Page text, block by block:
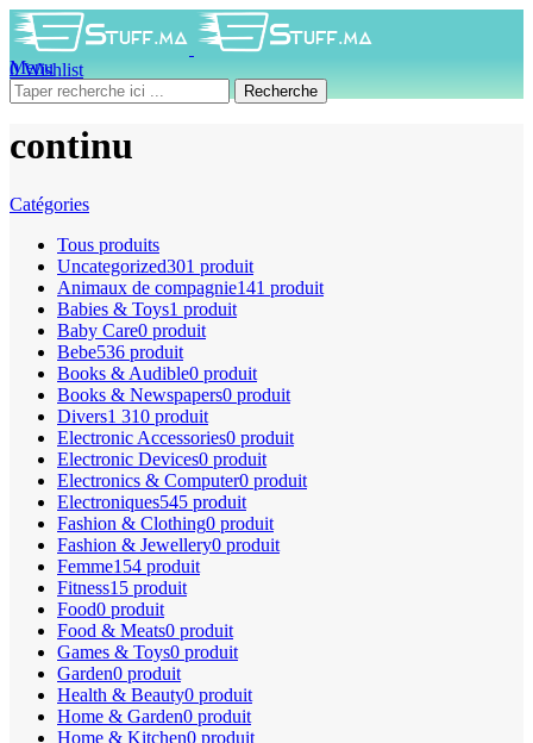
0Wishlist
0produit 0DH
Menu
Recherche
continu
Catégories
Tous produits
Uncategorized301 produit
Animaux de compagnie141 produit
Babies & Toys1 produit
Baby Care0 produit
Bebe536 produit
Books & Audible0 produit
Books & Newspapers0 produit
Divers1 310 produit
Electronic Accessories0 produit
Electronic Devices0 produit
Electronics & Computer0 produit
Electroniques545 produit
Fashion & Clothing0 produit
Fashion & Jewellery0 produit
Femme154 produit
Fitness15 produit
Food0 produit
Food & Meats0 produit
Games & Toys0 produit
Garden0 produit
Health & Beauty0 produit
Home & Garden0 produit
Home & Kitchen0 produit